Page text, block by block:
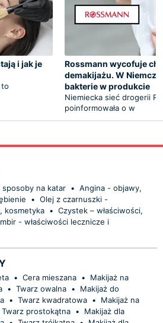
i jak je
Rossmann wycofuje
demakijażu. W
bakterie w produkcie
Niemiecka sieć drogerii
poinformowała o w
sposoby na katar • Angina - objawy,
• Olej z czarnuszki -
kosmetyka • Czystek – właściwości,
- właściwości lecznicze i
• Cera mieszana •
Makijaż na
• Twarz owalna •
Makijaż do
• Twarz kwadratowa •
Makijaż na
Twarz prostokątna •
Makijaż dla